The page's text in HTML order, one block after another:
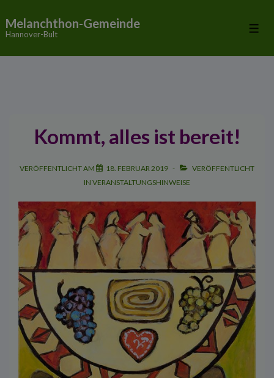
Zum
Melanchthon-Gemeinde
Hannover-Bult
Kommt, alles ist bereit!
VERÖFFENTLICHT AM 18. FEBRUAR 2019
VERÖFFENTLICHT
IN VERANSTALTUNGSHINWEISE